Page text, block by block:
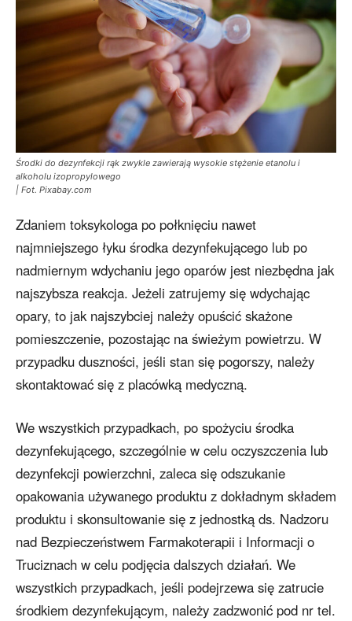
Środki do dezynfekcji rąk zwykle zawierają wysokie stężenie etanolu i
alkoholu izopropylowego
| Fot. Pixabay.com
Zdaniem toksykologa po połknięciu nawet
najmniejszego łyku środka dezynfekującego lub po
nadmiernym wdychaniu jego oparów jest niezbędna jak
najszybsza reakcja. Jeżeli zatrujemy się wdychając
opary, to jak najszybciej należy opuścić skażone
pomieszczenie, pozostając na świeżym powietrzu. W
przypadku duszności, jeśli stan się pogorszy, należy
skontaktować się z placówką medyczną.
We wszystkich przypadkach, po spożyciu środka
dezynfekującego, szczególnie w celu oczyszczenia lub
dezynfekcji powierzchni, zaleca się odszukanie
opakowania używanego produktu z dokładnym składem
produktu i skonsultowanie się z jednostką ds. Nadzoru
nad Bezpieczeństwem Farmakoterapii i Informacji o
Truciznach w celu podjęcia dalszych działań. We
wszystkich przypadkach, jeśli podejrzewa się zatrucie
środkiem dezynfekującym, należy zadzwonić pod nr tel.